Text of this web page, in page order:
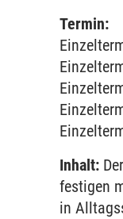
Termin:
Inhalt:
festigen
in